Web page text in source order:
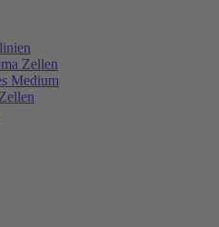
Zellen
Medium